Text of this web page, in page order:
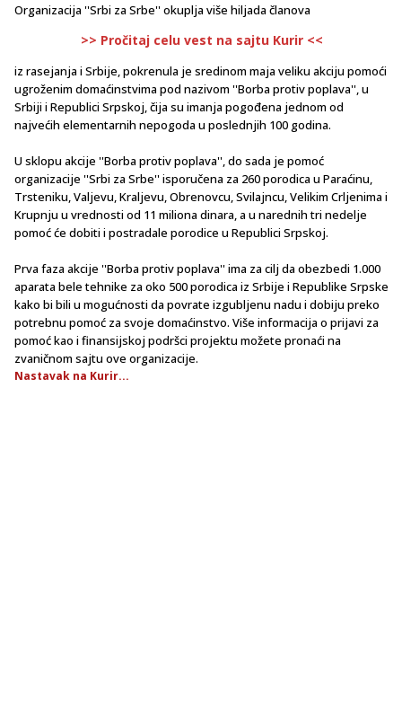
Organizacija ''Srbi za Srbe'' okuplja više hiljada članova
>> Pročitaj celu vest na sajtu Kurir <<
iz rasejanja i Srbije, pokrenula je sredinom maja veliku akciju pomoći
ugroženim domaćinstvima pod nazivom ''Borba protiv poplava'', u
Srbiji i Republici Srpskoj, čija su imanja pogođena jednom od
najvećih elementarnih nepogoda u poslednjih 100 godina.
U sklopu akcije ''Borba protiv poplava'', do sada je pomoć
organizacije ''Srbi za Srbe'' isporučena za 260 porodica u Paraćinu,
Trsteniku, Valjevu, Kraljevu, Obrenovcu, Svilajncu, Velikim Crljenima i
Krupnju u vrednosti od 11 miliona dinara, a u narednih tri nedelje
pomoć će dobiti i postradale porodice u Republici Srpskoj.
Prva faza akcije ''Borba protiv poplava'' ima za cilj da obezbedi 1.000
aparata bele tehnike za oko 500 porodica iz Srbije i Republike Srpske
kako bi bili u mogućnosti da povrate izgubljenu nadu i dobiju preko
potrebnu pomoć za svoje domaćinstvo. Više informacija o prijavi za
pomoć kao i finansijskoj podršci projektu možete pronaći na
zvaničnom sajtu ove organizacije.
Nastavak na Kurir...